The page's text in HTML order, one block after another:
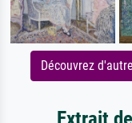
Découvrez